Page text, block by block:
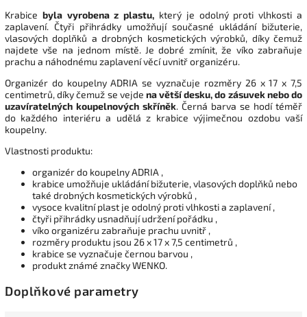
Krabice byla vyrobena z plastu, který je odolný proti vlhkosti a
zaplavení. Čtyři přihrádky umožňují současné ukládání bižuterie,
vlasových doplňků a drobných kosmetických výrobků, díky čemuž
najdete vše na jednom místě. Je dobré zmínit, že víko zabraňuje
prachu a náhodnému zaplavení věcí uvnitř organizéru.
Organizér do koupelny ADRIA se vyznačuje rozměry 26 x 17 x 7,5
centimetrů, díky čemuž se vejde na větší desku, do zásuvek nebo do
uzavíratelných koupelnových skříněk. Černá barva se hodí téměř
do každého interiéru a udělá z krabice výjimečnou ozdobu vaší
koupelny.
Vlastnosti produktu:
organizér do koupelny ADRIA ,
krabice umožňuje ukládání bižuterie, vlasových doplňků nebo
také drobných kosmetických výrobků ,
vysoce kvalitní plast je odolný proti vlhkosti a zaplavení ,
čtyři přihrádky usnadňují udržení pořádku ,
víko organizéru zabraňuje prachu uvnitř ,
rozměry produktu jsou 26 x 17 x 7,5 centimetrů ,
krabice se vyznačuje černou barvou ,
produkt známé značky WENKO.
Doplňkové parametry